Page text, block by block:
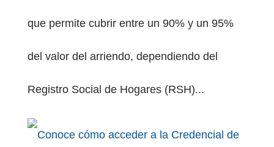
que permite cubrir entre un 90% y un 95%
del valor del arriendo, dependiendo del
Registro Social de Hogares (RSH)...